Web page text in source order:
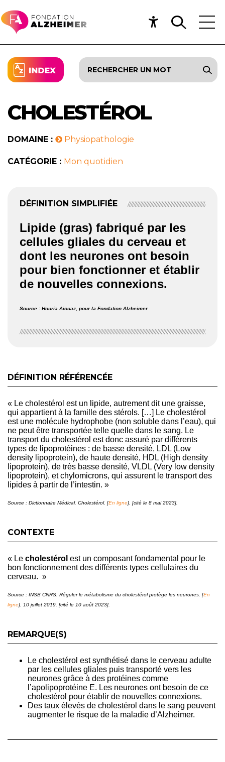
CHOLESTÉROL
DOMAINE : Physiopathologie
CATÉGORIE : Mon quotidien
DÉFINITION SIMPLIFIÉE
Lipide (gras) fabriqué par les
cellules gliales du cerveau et
dont les neurones ont besoin
pour bien fonctionner et établir
de nouvelles connexions.
Source : Houria Aiouaz, pour la Fondation Alzheimer
DÉFINITION RÉFÉRENCÉE
« Le cholestérol est un lipide, autrement dit une graisse,
qui appartient à la famille des stérols. […] Le cholestérol
est une molécule hydrophobe (non soluble dans l’eau), qui
ne peut être transportée telle quelle dans le sang. Le
transport du cholestérol est donc assuré par différents
types de lipoprotéines : de basse densité, LDL (Low
density lipoprotein), de haute densité, HDL (High density
lipoprotein), de très basse densité, VLDL (Very low density
lipoprotein), et chylomicrons, qui assurent le transport des
lipides à partir de l’intestin. »
Source : Dictionnaire Médical. Cholestérol. [En ligne]. [cité le 8 mai 2023].
CONTEXTE
« Le cholestérol est un composant fondamental pour le
bon fonctionnement des différents types cellulaires du
cerveau. »
Source : INSB CNRS. Réguler le métabolisme du cholestérol protège les neurones. [En
ligne]. 10 juillet 2019. [cité le 10 août 2023].
REMARQUE(S)
Le cholestérol est synthétisé dans le cerveau adulte
par les cellules gliales puis transporté vers les
neurones grâce à des protéines comme
l’apolipoprotéine E. Les neurones ont besoin de ce
cholestérol pour établir de nouvelles connexions.
Des taux élevés de cholestérol dans le sang peuvent
augmenter le risque de la maladie d’Alzheimer.